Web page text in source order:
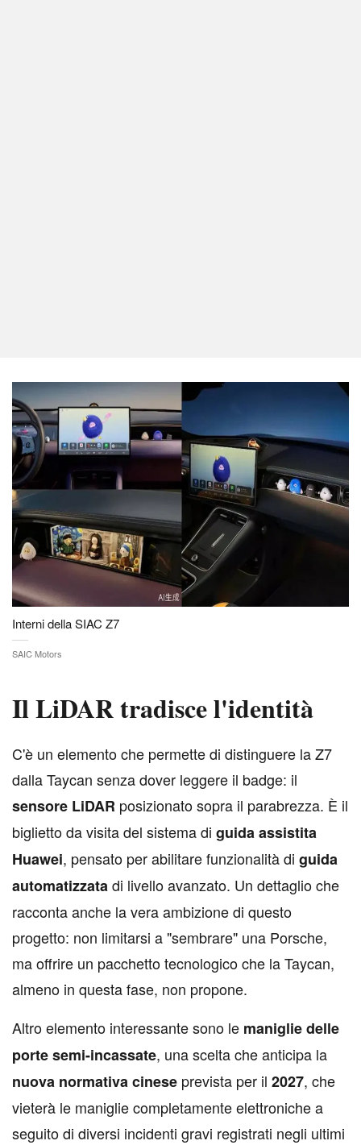
Interni della SIAC Z7
SAIC Motors
Il LiDAR tradisce l'identità
C'è un elemento che permette di distinguere la Z7
dalla Taycan senza dover leggere il badge: il
sensore LiDAR posizionato sopra il parabrezza. È il
biglietto da visita del sistema di guida assistita
Huawei, pensato per abilitare funzionalità di guida
automatizzatadi livello avanzato. Un dettaglio che
racconta anche la vera ambizione di questo
progetto: non limitarsi a "sembrare" una Porsche,
ma offrire un pacchetto tecnologico che la Taycan,
almeno in questa fase, non propone.
Altro elemento interessante sono le maniglie delle
porte semi-incassate, una scelta che anticipa la
nuova normativa cinese prevista per il 2027, che
vieterà le maniglie completamente elettroniche a
seguito di diversi incidenti gravi registrati negli ultimi